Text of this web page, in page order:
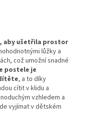
aby ušetřila prostor
lůžky a
což umožní snadné
postele je
, a to díky
cítit v klidu a
vzhledem a
vyjímat v dětském